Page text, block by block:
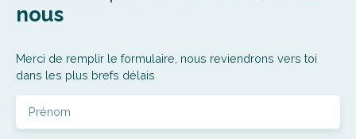
nous
Merci de remplir le formulaire, nous reviendrons vers toi
dans les plus brefs délais
Prénom